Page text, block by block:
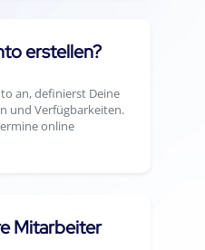
erstellen?
an, definierst Deine
und Verfügbarkeiten.
online
Mitarbeiter